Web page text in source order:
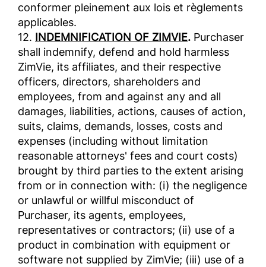
conformer pleinement aux lois et règlements
applicables.
12. INDEMNIFICATION OF ZIMVIE. Purchaser
shall indemnify, defend and hold harmless
ZimVie, its affiliates, and their respective
officers, directors, shareholders and
employees, from and against any and all
damages, liabilities, actions, causes of action,
suits, claims, demands, losses, costs and
expenses (including without limitation
reasonable attorneys' fees and court costs)
brought by third parties to the extent arising
from or in connection with: (i) the negligence
or unlawful or willful misconduct of
Purchaser, its agents, employees,
representatives or contractors; (ii) use of a
product in combination with equipment or
software not supplied by ZimVie; (iii) use of a